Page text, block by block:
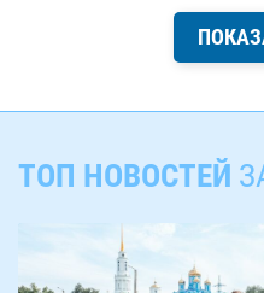
ТОП НОВОСТЕЙ